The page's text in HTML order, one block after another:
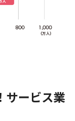
サービス業